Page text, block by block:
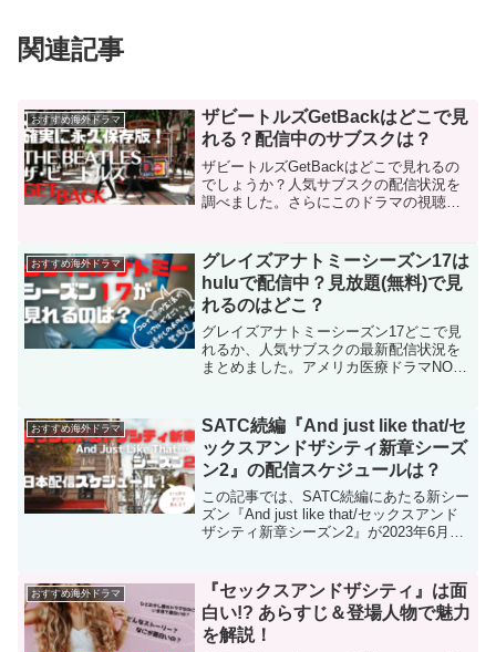
関連記事
おすすめ海外ドラマ
ザビートルズGetBackはどこで見
れる？配信中のサブスクは？
ザビートルズGetBackはどこで見れるの
でしょうか？人気サブスクの配信状況を
調べました。さらにこのドラマの視聴方
クターズセットや単行本についてもご紹
介！
おすすめ海外ドラマ
グレイズアナトミーシーズン17は
huluで配信中？見放題(無料)で見
れるのはどこ？
グレイズアナトミーシーズン17どこで見
れるか、人気サブスクの最新配信状況を
まとめました。アメリカ医療ドラマNO1
必見です！
おすすめ海外ドラマ
SATC続編『And just like that/セ
ックスアンドザシティ新章シーズ
ン2』の配信スケジュールは？
この記事では、SATC続編にあたる新シー
ズン『And just like that/セックスアンド
ザシティ新章シーズン2』が2023年6月か
ルを2021年の配信スケジュールをもとに
予測してみました。
おすすめ海外ドラマ
『セックスアンドザシティ』は面
白い!? あらすじ＆登場人物で魅力
を解説！